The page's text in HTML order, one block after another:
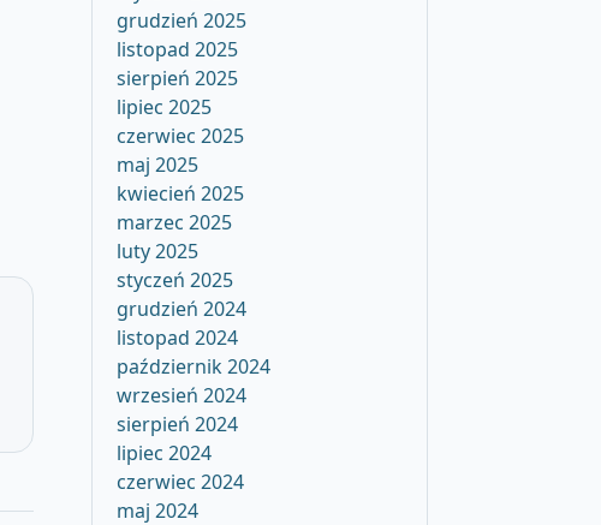
grudzień 2025
listopad 2025
sierpień 2025
lipiec 2025
czerwiec 2025
maj 2025
kwiecień 2025
marzec 2025
luty 2025
styczeń 2025
grudzień 2024
listopad 2024
październik 2024
wrzesień 2024
sierpień 2024
lipiec 2024
czerwiec 2024
maj 2024